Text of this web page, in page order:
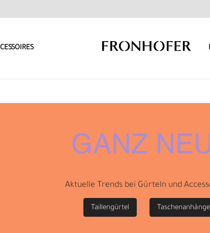
GANZ
Aktuelle Trends bei Gürteln und
Taillengürtel